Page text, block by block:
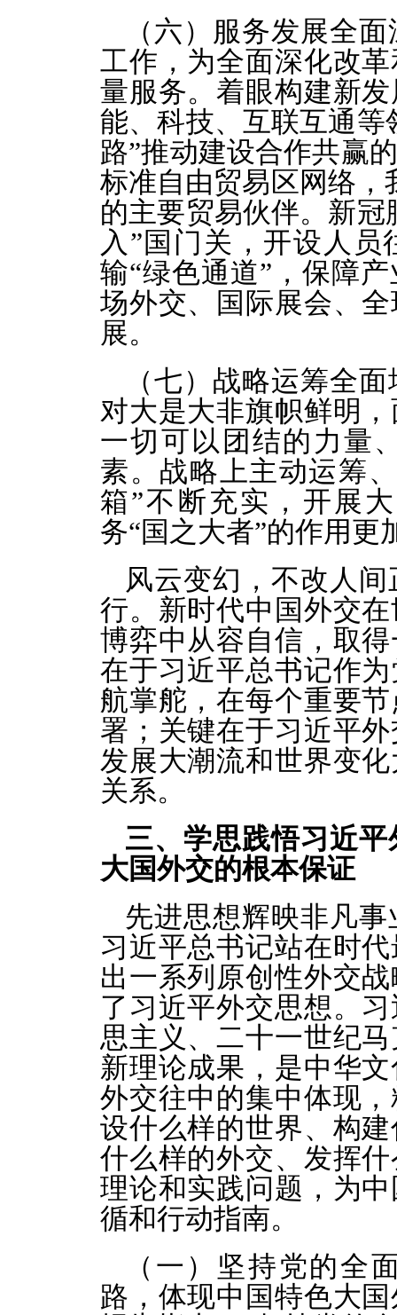
（六）服务发展全
工作，为全面深化改
量服务。着眼构建新
能、科技、互联互通等
路”推动建设合作共赢
标准自由贸易区网络，
的主要贸易伙伴。新
入”国门关，开设人员
输“绿色通道”，保障
场外交、国际展会、
展。
（七）战略运筹全
对大是大非旗帜鲜明
一切可以团结的力量
素。战略上主动运筹
箱”不断充实，开展
务“国之大者”的作用更
风云变幻，不改人
行。新时代中国外交
博弈中从容自信，取
在于习近平总书记作
航掌舵，在每个重要
署；关键在于习近平
发展大潮流和世界变
关系。
三、学思践悟习近
大国外交的根本保证
先进思想辉映非凡
习近平总书记站在时
出一系列原创性外交
了习近平外交思想。
思主义、二十一世纪
新理论成果，是中华
外交往中的集中体现
设什么样的世界、构
什么样的外交、发挥
理论和实践问题，为
循和行动指南。
（一）坚持党的全
路，体现中国特色大